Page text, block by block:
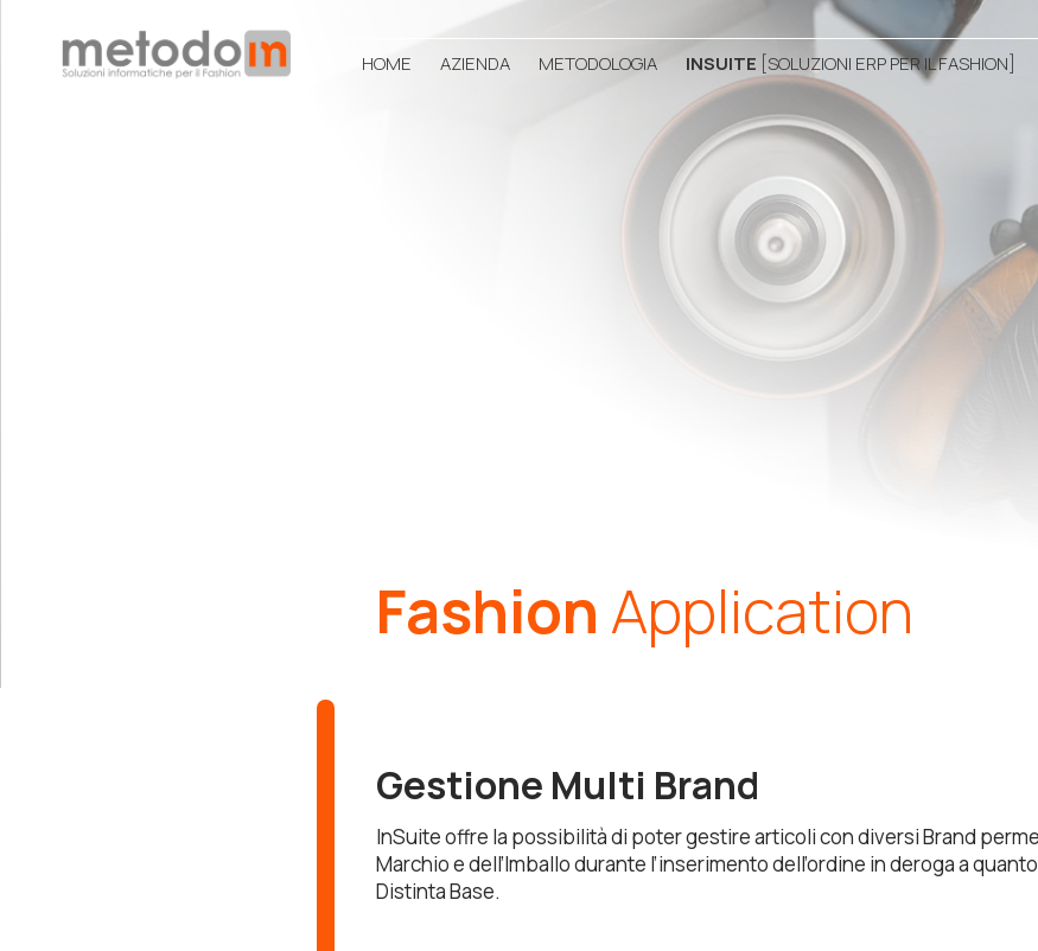
HOME AZIENDA METODOLOGIA INSUITE [SOLUZIONI ERP PER IL FASHION]
FashionApplication
Gestione Multi Brand
InSuite offre la possibilità di poter gestire articoli con diversi Brand
Marchio e dell’Imballo durante l’inserimento dell’ordine in deroga a
Distinta Base.